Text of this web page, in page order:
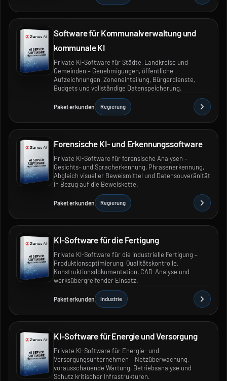
Software für Kommunalverwaltung und
kommunale KI
Private KI-Software für Städte, Landkreise und
Gemeinden – Genehmigungen, öffentliche
Aufzeichnungen, Zoneneinteilung, Bürgerdienste,
Budgets und vollständige Datenspeicherung.
Paket erkunden Regierung
Forensische KI- und Erkennungssoftware
Private KI-Software für forensische Analysen –
Gesichts- und Spracherkennung, Phrasenerkennung,
Abgleich visueller Beweismittel und Datensouveränität
in Bezug auf die Beweiskette.
Paket erkunden Regierung
KI-Software für die Fertigung
Private KI-Software für die industrielle Fertigung –
Produktionsoptimierung, Qualitätskontrolle,
Konstruktionsdokumentation, CAD-Analyse und
werksübergreifender Einsatz.
Paket erkunden Industrie
KI-Software für Energie und Versorgung
Private KI-Software für Energie- und
Versorgungsunternehmen – Netzüberwachung,
vorausschauende Wartung, Betriebsanalyse und
Schutz kritischer Infrastrukturen.